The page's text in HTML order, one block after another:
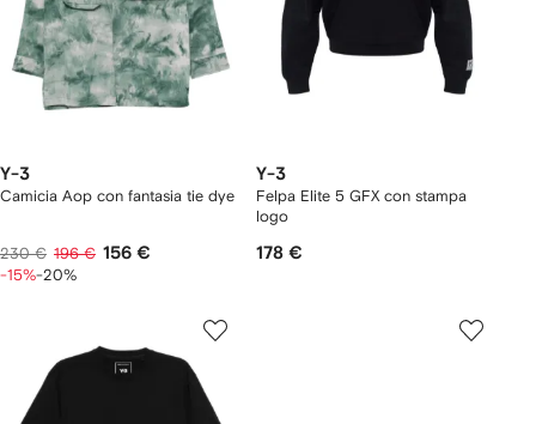
Y-3
Camicia Aop con fantasia tie dye
230 € 196 € 156 €
-15%-20%
Y-3
Felpa Elite 5 GFX con stampa
logo
178 €